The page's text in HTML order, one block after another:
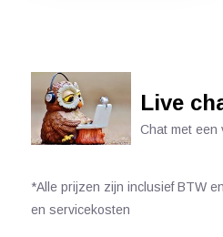
Live
Chat met een
*Alle prijzen zijn inclusief BTW
en servicekosten